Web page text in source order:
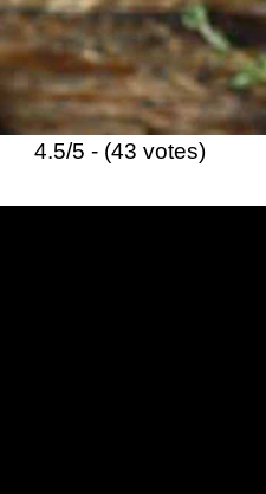
4.5/5 - (43 votes)